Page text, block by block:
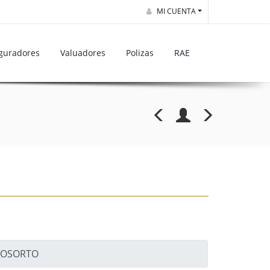
MI CUENTA
Valuadores Polizas RAE